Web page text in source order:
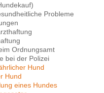
Probleme
Ordnungsamt
bei der Polizei
Hund
Hund
eines Hundes